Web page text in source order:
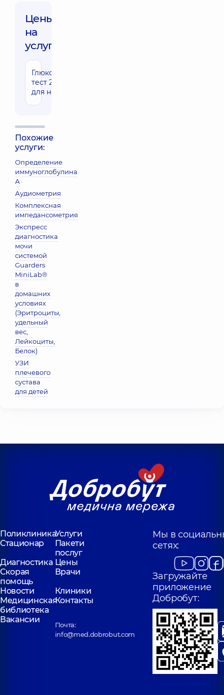
Цены
на
услуги:
Глюкозотолерантный
тест 2-х точечный
для небеременных
Похожие
услуги:
Определение
иммуноглобулина
А
Аудиометрия
Комплексная
импедансометрия
Экспресс
диагностика
мочи
системой
Guarders
MiniLab®
в
домашних
условиях
(Эритроциты,
удельный
вес,
Лейкоциты,
Белок)
УЗИ
плечевого
сустава
для детей
ПоликлиникаУслуги
Стационар
Пакети
послуг
Диагностика Цены
Скорая
помощь
Врачи
Новости
Клиники
Медицинская
библиотека
Контакты
Вакансии
Почта:
info@med.dobrobut.com
Мы в
сетях:
Загружайте
приложение
Добробут: